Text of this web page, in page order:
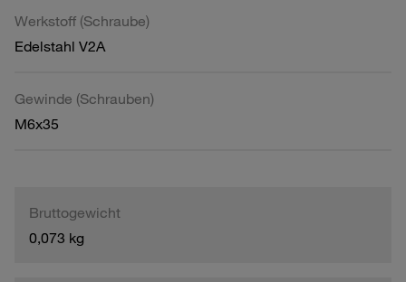
Werkstoff (Schraube)
Edelstahl V2A
Gewinde (Schrauben)
M6x35
Bruttogewicht
0,073 kg